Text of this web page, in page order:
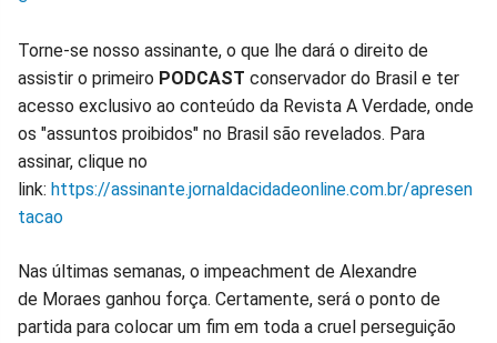
Torne-se nosso assinante, o que lhe dará o direito de
assistir o primeiro PODCAST conservador do Brasil e ter
acesso exclusivo ao conteúdo da Revista A Verdade, onde
os "assuntos proibidos" no Brasil são revelados. Para
assinar, clique no
link: https://assinante.jornaldacidadeonline.com.br/apresen
tacao
Nas últimas semanas, o impeachment de Alexandre
de Moraes ganhou força. Certamente, será o ponto de
partida para colocar um fim em toda a cruel perseguição